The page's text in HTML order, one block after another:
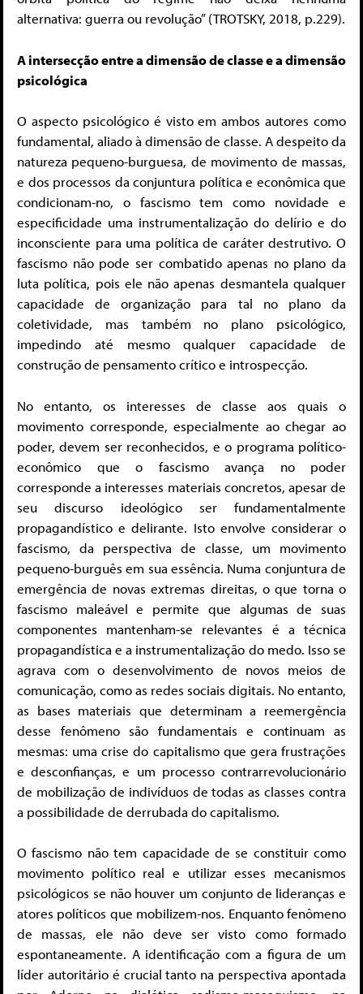
alternativa: guerra ou revolução” (TROTSKY, 2018, p.229).
A intersecção entre a dimensão de classe e a dimensão
psicológica
O aspecto psicológico é visto em ambos autores como
fundamental, aliado à dimensão de classe. A despeito da
natureza pequeno-burguesa, de movimento de massas,
e dos processos da conjuntura política e econômica que
condicionam-no, o fascismo tem como novidade e
especificidade uma instrumentalização do delírio e do
inconsciente para uma política de caráter destrutivo. O
fascismo não pode ser combatido apenas no plano da
luta política, pois ele não apenas desmantela qualquer
capacidade de organização para tal no plano da
coletividade, mas também no plano psicológico,
impedindo até mesmo qualquer capacidade de
construção de pensamento crítico e introspecção.
No entanto, os interesses de classe aos quais o
movimento corresponde, especialmente ao chegar ao
poder, devem ser reconhecidos, e o programa político-
econômico que o fascismo avança no poder
corresponde a interesses materiais concretos, apesar de
seu discurso ideológico ser fundamentalmente
propagandístico e delirante. Isto envolve considerar o
fascismo, da perspectiva de classe, um movimento
pequeno-burguês em sua essência. Numa conjuntura de
emergência de novas extremas direitas, o que torna o
fascismo maleável e permite que algumas de suas
componentes mantenham-se relevantes é a técnica
propagandística e a instrumentalização do medo. Isso se
agrava com o desenvolvimento de novos meios de
comunicação, como as redes sociais digitais. No entanto,
as bases materiais que determinam a reemergência
desse fenômeno são fundamentais e continuam as
mesmas: uma crise do capitalismo que gera frustrações
e desconfianças, e um processo contrarrevolucionário
de mobilização de indivíduos de todas as classes contra
a possibilidade de derrubada do capitalismo.
O fascismo não tem capacidade de se constituir como
movimento político real e utilizar esses mecanismos
psicológicos se não houver um conjunto de lideranças e
atores políticos que mobilizem-nos. Enquanto fenômeno
de massas, ele não deve ser visto como formado
espontaneamente. A identificação com a figura de um
líder autoritário é crucial tanto na perspectiva apontada